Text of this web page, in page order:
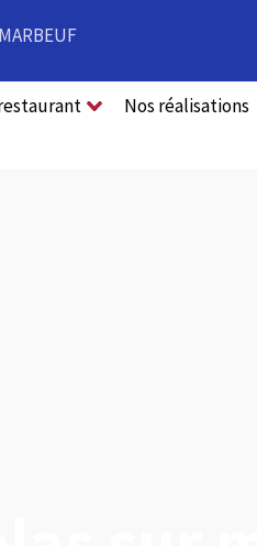
Nos réalisations